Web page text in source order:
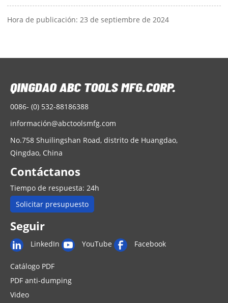
Hora de publicación: 23 de septiembre de 2024
0086- (0) 532-88186388
información@abctoolsmfg.com
No.758 Shuilingshan Road, distrito de Huangdao,
Qingdao, China
Contáctanos
Tiempo de respuesta: 24h
Solicitar presupuesto
Seguir
LinkedIn YouTube Facebook
Catálogo PDF
PDF anti-dumping
Video